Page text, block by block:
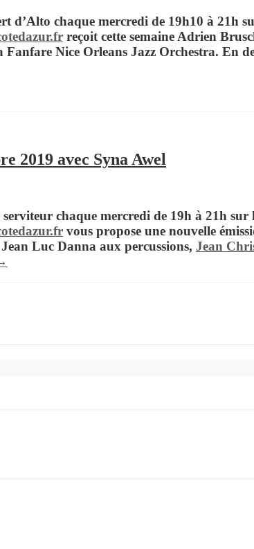
d’Alto chaque mercredi de 19h10 à 21h
reçoit cette semaine Adrien
Fanfare Nice Orleans Jazz Orchestra. En
2019 avec Syna Awel
chaque mercredi de 19h à 21h sur
vous propose une nouvelle
Jean Luc Danna aux percussions, Jean